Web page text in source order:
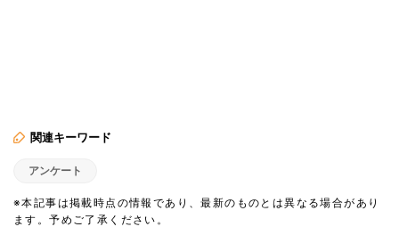
関連キーワード
アンケート
※本記事は掲載時点の情報であり、最新のものとは異なる場合があり
ます。予めご了承ください。